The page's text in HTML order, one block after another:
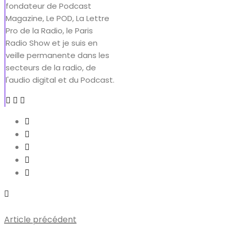
fondateur de Podcast
Magazine, Le POD, La Lettre
Pro de la Radio, le Paris
Radio Show et je suis en
veille permanente dans les
secteurs de la radio, de
l'audio digital et du Podcast.
Article précédent